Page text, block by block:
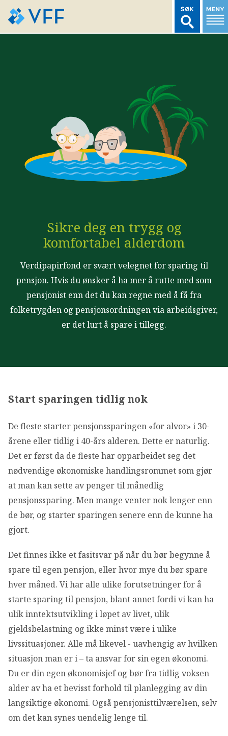
FONDSDATA
BRANSJENORMER
DEN LILLE FONDSHÅNDBOKEN
IN ENGLISH
Sikre deg en trygg og
komfortabel alderdom
Verdipapirfond er svært velegnet for sparing til
pensjon. Hvis du ønsker å ha mer å rutte med som
pensjonist enn det du kan regne med å få fra
folketrygden og pensjonsordningen via arbeidsgiver,
er det lurt å spare i tillegg.
Start sparingen tidlig nok
De fleste starter pensjonssparingen «for alvor» i 30-
årene eller tidlig i 40-års alderen. Dette er naturlig.
Det er først da de fleste har opparbeidet seg det
nødvendige økonomiske handlingsrommet som gjør
at man kan sette av penger til månedlig
pensjonssparing. Men mange venter nok lenger enn
de bør, og starter sparingen senere enn de kunne ha
gjort.
Det finnes ikke et fasitsvar på når du bør begynne å
spare til egen pensjon, eller hvor mye du bør spare
hver måned. Vi har alle ulike forutsetninger for å
starte sparing til pensjon, blant annet fordi vi kan ha
ulik inntektsutvikling i løpet av livet, ulik
gjeldsbelastning og ikke minst være i ulike
livssituasjoner. Alle må likevel - uavhengig av hvilken
situasjon man er i – ta ansvar for sin egen økonomi.
Du er din egen økonomisjef og bør fra tidlig voksen
alder av ha et bevisst forhold til planlegging av din
langsiktige økonomi. Også pensjonisttilværelsen, selv
om det kan synes uendelig lenge til.